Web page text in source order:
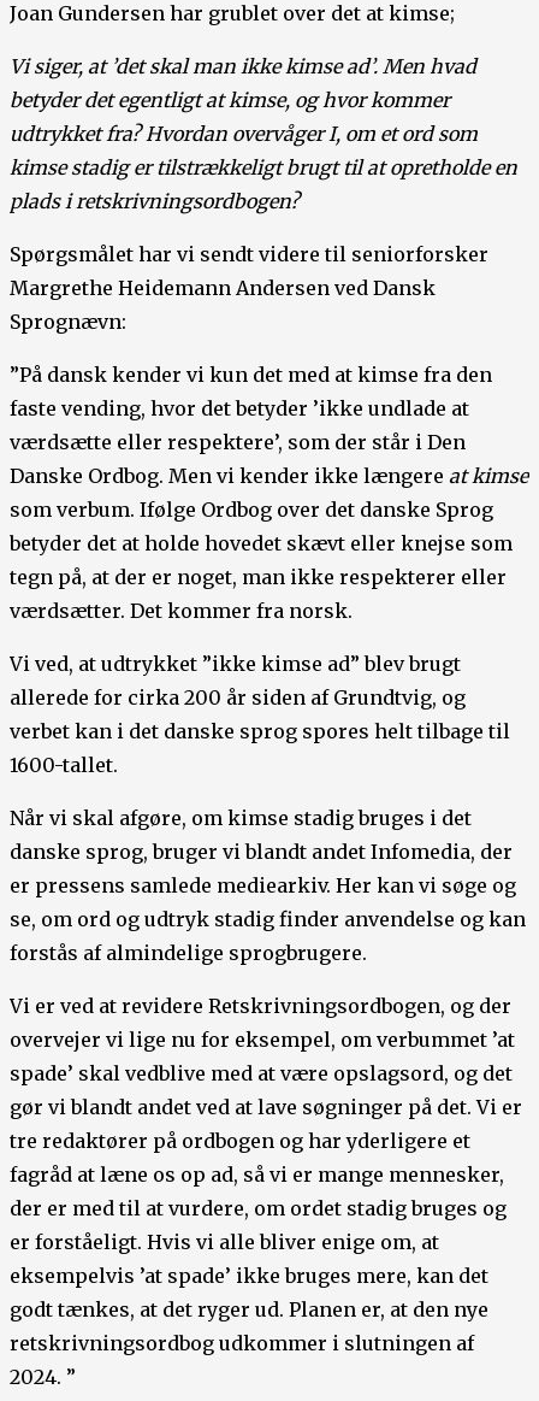
Joan Gundersen har grublet over det at kimse;
Vi siger, at ’det skal man ikke kimse ad’. Men hvad
betyder det egentligt at kimse, og hvor kommer
udtrykket fra? Hvordan overvåger I, om et ord som
kimse stadig er tilstrækkeligt brugt til at opretholde en
plads i retskrivningsordbogen?
Spørgsmålet har vi sendt videre til seniorforsker
Margrethe Heidemann Andersen ved Dansk
Sprognævn:
”På dansk kender vi kun det med at kimse fra den
faste vending, hvor det betyder ’ikke undlade at
værdsætte eller respektere’, som der står i Den
Danske Ordbog. Men vi kender ikke længere at kimse
som verbum. Ifølge Ordbog over det danske Sprog
betyder det at holde hovedet skævt eller knejse som
tegn på, at der er noget, man ikke respekterer eller
værdsætter. Det kommer fra norsk.
Vi ved, at udtrykket ”ikke kimse ad” blev brugt
allerede for cirka 200 år siden af Grundtvig, og
verbet kan i det danske sprog spores helt tilbage til
1600-tallet.
Når vi skal afgøre, om kimse stadig bruges i det
danske sprog, bruger vi blandt andet Infomedia, der
er pressens samlede mediearkiv. Her kan vi søge og
se, om ord og udtryk stadig finder anvendelse og kan
forstås af almindelige sprogbrugere.
Vi er ved at revidere Retskrivningsordbogen, og der
overvejer vi lige nu for eksempel, om verbummet ’at
spade’ skal vedblive med at være opslagsord, og det
gør vi blandt andet ved at lave søgninger på det. Vi er
tre redaktører på ordbogen og har yderligere et
fagråd at læne os op ad, så vi er mange mennesker,
der er med til at vurdere, om ordet stadig bruges og
er forståeligt. Hvis vi alle bliver enige om, at
eksempelvis ’at spade’ ikke bruges mere, kan det
godt tænkes, at det ryger ud. Planen er, at den nye
retskrivningsordbog udkommer i slutningen af
2024. ”